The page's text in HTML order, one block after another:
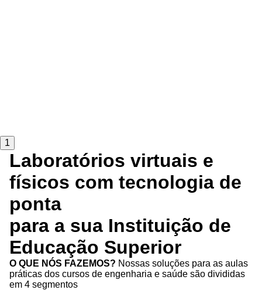
1
Laboratórios virtuais e
físicos com tecnologia de
ponta
para a sua Instituição de
Educação Superior
O QUE NÓS FAZEMOS? Nossas soluções para as aulas
práticas dos cursos de engenharia e saúde são divididas
em 4 segmentos